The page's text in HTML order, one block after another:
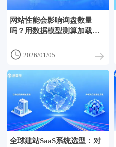
网站性能会影响询盘数量
吗？用数据模型测算加载时
 2026/01/05
全球建站SaaS系统选型：对